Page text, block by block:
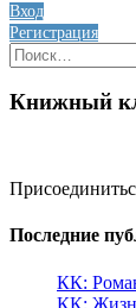
Вход
Регистрация
Найти:
Книжный
Последние
КК:
КК: